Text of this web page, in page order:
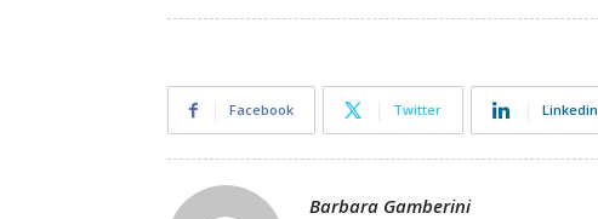
Facebook Twitter Linkedin
Barbara Gamberini